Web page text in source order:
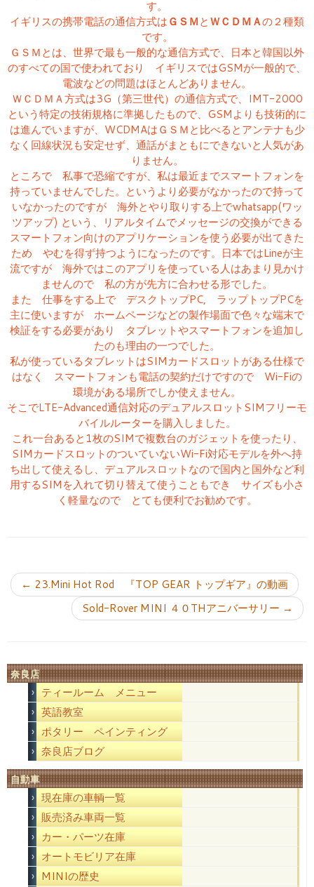
す。
イギリスの携帯電話の通信方式はＧＳＭとＷＣＤＭＡの２種類
です。
ＧＳＭとは、世界で最も一般的な通信方式で、日本と韓国以外
のすべての国で使われており イギリスではGSMが一般的で、
電波などの問題はほとんどありません。
ＷＣＤＭＡ方式は3G（第三世代）の通信方式で、IMT-2000
という特定の技術規格に準拠したもので、GSMよりも技術的に
は進んでいますが、WCDMAはＧＳＭと比べるとアンテナも少
なく回線状況も安定せず、通話がまともにできないと人気があ
りません。
ところで 私事で恐縮ですが、私は最近までスマートフォンを
持っていませんでした。というより必要がなかったので持って
いなかったのですが 海外とやり取りする上でwhatsapp(ワッ
ツアップ) という、リアルタイムでメッセージの交換ができる
スマートフォン向けのアプリケーションを使う必要が出てきた
ため やむを得ず持つようになったのです。日本ではLineが主
流ですが 海外ではこのアプリを使っている人はあまり見かけ
ませんので 私の方が先方に合わせる形でした。
また 仕事をする上で デスクトップPC, ラップトップPCを
主に使いますが ホームページなどの製作場面で色々な端末で
検証をする必要があり タブレットやスマートフォンを追加し
たのも理由の一つでした。
私が使っているタブレットはSIMカードスロットがある仕様で
はなく スマートフォンも電話の契約だけですので Wi-Fiの
環境がある場所でしか使えません。
そこでLTE-Advanced通信対応のデュアルスロットSIMフリーモ
バイルルーターを購入しました。
これ一台あると1枚のSIMで複数台のガジェットを使ったり、
SIMカードスロットのついていないWi-Fi対応モデルを外へ持
ち出して使えるし、デュアルスロットなので国内と国外など利
用するSIMを入れて切り替えて使うこともでき サイズも小さ
く軽量なので とても便利でお勧めです。
← 23.Mini Hot Rod 『TOP GEAR トップギア』の動画
Sold-Rover MINI ４０THアニバーサリー →
奈良店
ティールーム メニュー
英語教室
ポタリー ペインティング
奈良店ブログ
自動車
現在庫の車輌一覧
販売済み車両一覧
カー・パーツ在庫
オートモビリア在庫
MINIの歴史